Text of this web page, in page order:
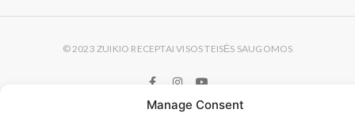
Manage Consent
© 2023 ZUIKIO RECEPTAI VISOS TEISĖS SAUGOMOS